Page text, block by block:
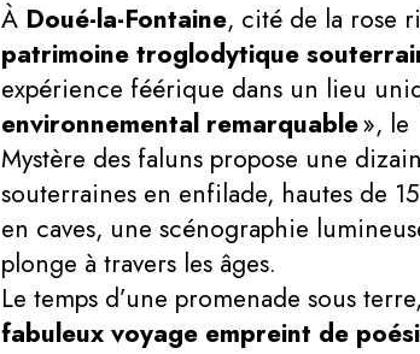
À Doué-la-Fontaine, cité de la rose
patrimoine troglodytique
expérience féérique dans un lieu
environnemental remarquable», le
Mystère des faluns propose une
souterraines en enfilade, hautes de
en caves, une scénographie
plonge à travers les âges.
Le temps d’une promenade sous
fabuleux voyage empreint de